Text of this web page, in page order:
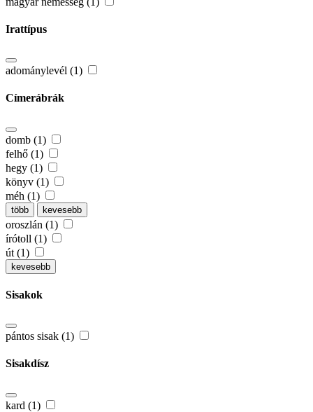
Irattípus
adománylevél (1)
Címerábrák
domb (1)
felhő (1)
hegy (1)
könyv (1)
méh (1)
több kevesebb
oroszlán (1)
írótoll (1)
út (1)
kevesebb
Sisakok
pántos sisak (1)
Sisakdísz
kard (1)